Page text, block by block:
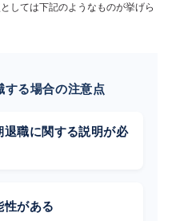
しては下記のようなものが挙げら
する場合の注意点
職に関する説明が必
性がある